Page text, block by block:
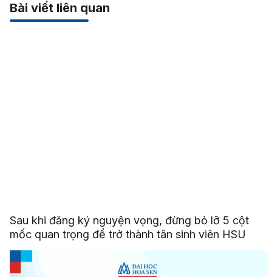
Bài viết liên quan
Sau khi đăng ký nguyện vọng, đừng bỏ lỡ 5 cột
mốc quan trọng để trở thành tân sinh viên HSU